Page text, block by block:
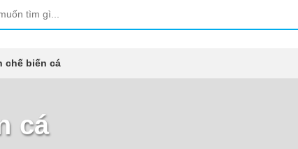
chế biến cá
cá